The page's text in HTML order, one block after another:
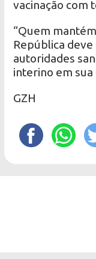
vacinação com
“Quem
República
autoridades
interino em
GZH